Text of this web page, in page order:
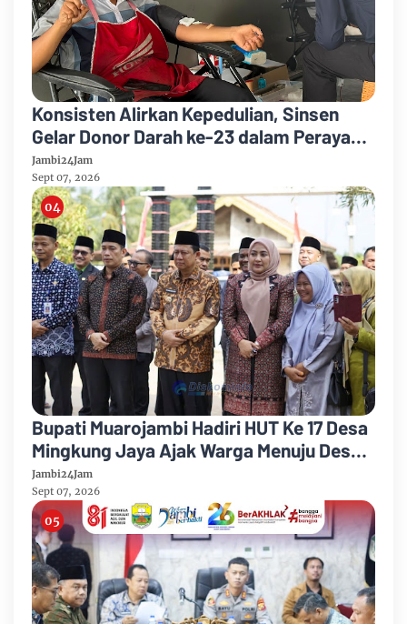
Konsisten Alirkan Kepedulian, Sinsen
Gelar Donor Darah ke-23 dalam Perayaan
Anniversary Sinsen
Jambi24Jam
Sept 07, 2026
Bupati Muarojambi Hadiri HUT Ke 17 Desa
Mingkung Jaya Ajak Warga Menuju Desa
Mandiri 2026
Jambi24Jam
Sept 07, 2026